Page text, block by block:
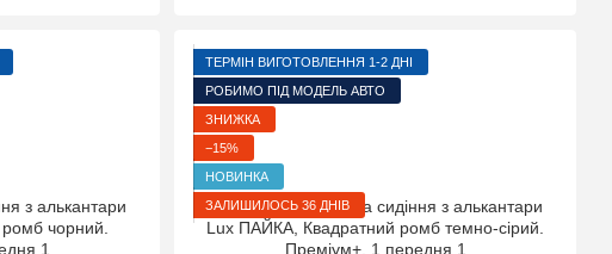
ТЕРМІН ВИГОТОВЛЕННЯ 1-2 ДНІ
РОБИМО ПІД МОДЕЛЬ АВТО
ЗНИЖКА
−15%
НОВИНКА
ЗАЛИШИЛОСЬ 36 ДНІВ